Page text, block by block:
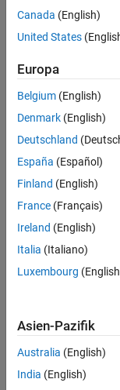
Canada (English)
United States
Europa
Belgium (English)
Denmark (English)
Deutschland
España (Español)
Finland (English)
France (Français)
Ireland (English)
Italia (Italiano)
Luxembourg
Asien-Pazifik
Australia (English)
India (English)
Trust Center
Datendiebstahl
© 1994-2026 The